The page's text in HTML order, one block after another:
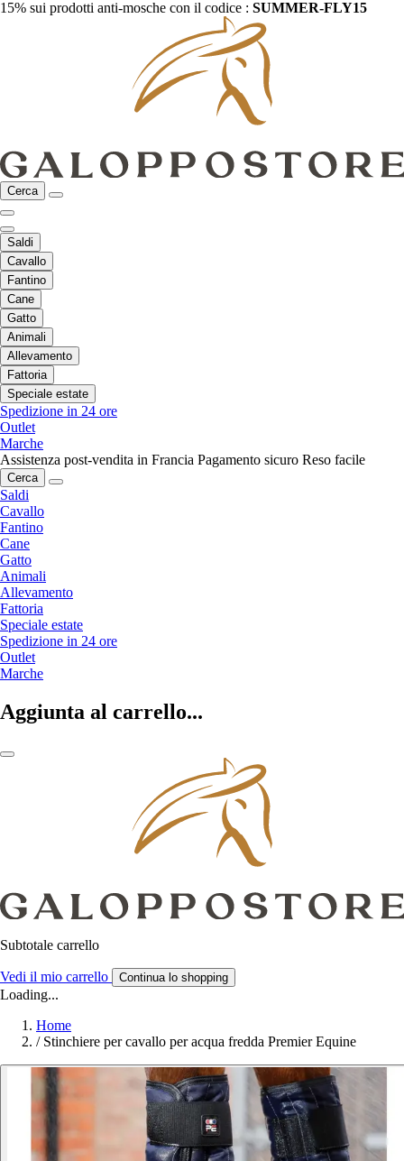
15% sui prodotti anti-mosche con il codice : SUMMER-FLY15
Cerca
Saldi
Cavallo
Fantino
Cane
Gatto
Animali
Allevamento
Fattoria
Speciale estate
Spedizione in 24 ore
Outlet
Marche
Assistenza post-vendita in Francia Pagamento sicuro Reso facile
Cerca
Saldi
Cavallo
Fantino
Cane
Gatto
Animali
Allevamento
Fattoria
Speciale estate
Spedizione in 24 ore
Outlet
Marche
Aggiunta al carrello...
Subtotale carrello
Vedi il mio carrello Continua lo shopping
Loading...
Home
/ Stinchiere per cavallo per acqua fredda Premier Equine